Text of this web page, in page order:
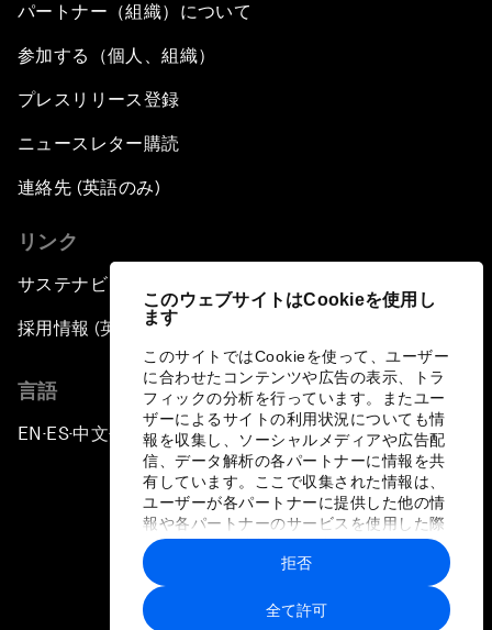
このウェブサイトはCookieを使用し
ます
このサイトではCookieを使って、ユーザー
に合わせたコンテンツや広告の表示、トラ
フィックの分析を行っています。またユー
ザーによるサイトの利用状況についても情
報を収集し、ソーシャルメディアや広告配
信、データ解析の各パートナーに情報を共
有しています。ここで収集された情報は、
ユーザーが各パートナーに提供した他の情
報や各パートナーのサービスを使用した際
に収集された情報と組み合わされ、各パー
トナーによって使用されることがありま
す。
全て許可
拒否
パートナー（組織）について
参加する（個人、組織）
プレスリリース登録
ニュースレター購読
連絡先 (英語のみ)
リンク
サステナビリティへの取り組み
採用情報 (英語のみ)
言語
EN ▪ ES▪中文▪ 日本語
プライバシーポリシーと利用規約
サイトマップ